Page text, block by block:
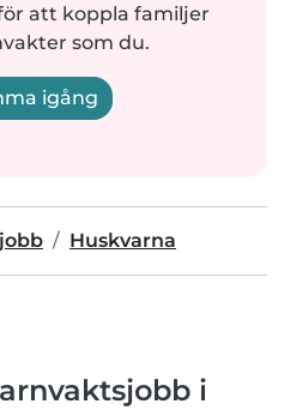
att koppla familjer
som du.
igång
Huskvarna
i